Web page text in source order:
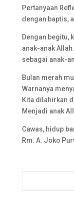
Pertanyaan
dengan baptis,
Dengan begitu,
anak-anak
sebagai anak-
Bulan merah
Warnanya
Kita dilahirkan
Menjadi anak
Cawas, hidup
Rm. A. Joko